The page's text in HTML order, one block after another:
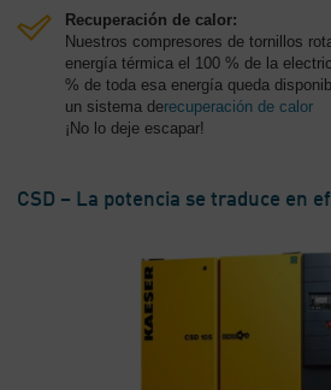
Recuperación de calor:
Nuestros compresores de tornillos
energía térmica el 100 % de la
% de toda esa energía queda
un sistema derecuperación de calor
¡No lo deje escapar!
CSD – La potencia se traduce en